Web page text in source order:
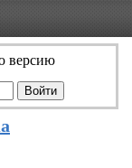
версию